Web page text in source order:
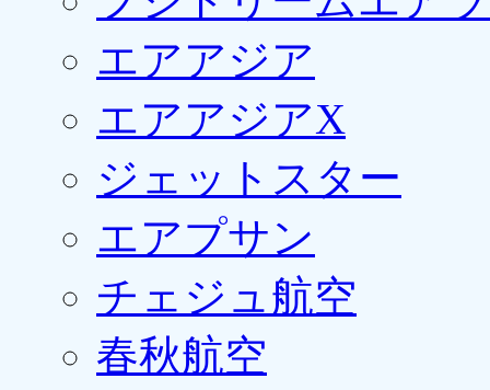
エアアジア
エアアジアX
ジェットスター
エアプサン
チェジュ航空
春秋航空